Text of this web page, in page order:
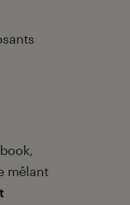
mêlant